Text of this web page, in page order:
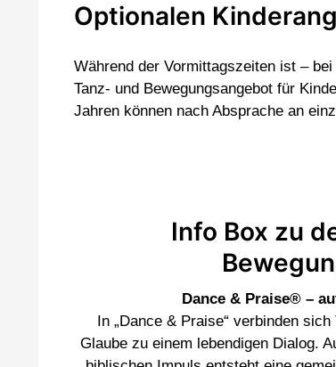
Optionalen
Während der Vormittagszeiten ist –
Tanz- und Bewegungsangebot für
Jahren können nach Absprache an
Info Box zu
Dance & Praise® –
In „Dance & Praise“ verbinden
Glaube zu einem lebendigen Dialog.